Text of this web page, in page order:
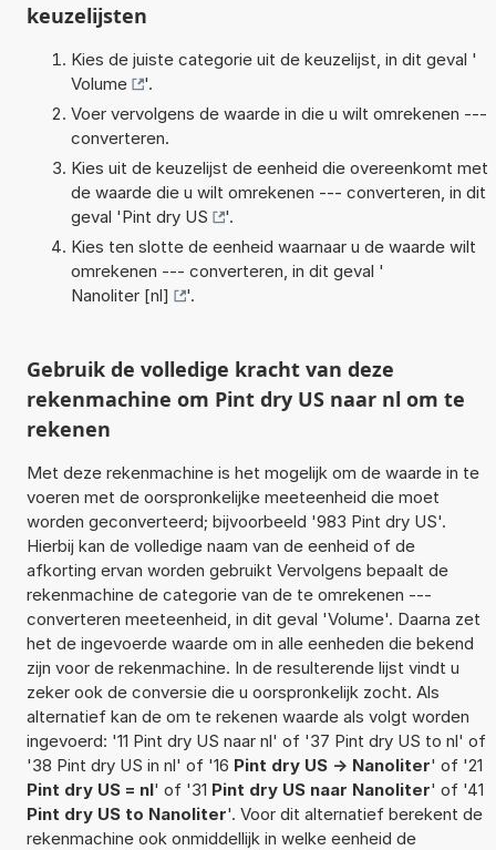
keuzelijsten
Kies de juiste categorie uit de keuzelijst, in dit geval '
Volume
'.
Voer vervolgens de waarde in die u wilt omrekenen ---
converteren.
Kies uit de keuzelijst de eenheid die overeenkomt met
de waarde die u wilt omrekenen --- converteren, in dit
geval 'Pint dry US
'.
Kies ten slotte de eenheid waarnaar u de waarde wilt
omrekenen --- converteren, in dit geval '
Nanoliter [nl]
'.
Gebruik de volledige kracht van deze
rekenmachine om Pint dry US naar nl om te
rekenen
Met deze rekenmachine is het mogelijk om de waarde in te
voeren met de oorspronkelijke meeteenheid die moet
worden geconverteerd; bijvoorbeeld '983 Pint dry US'.
Hierbij kan de volledige naam van de eenheid of de
afkorting ervan worden gebruikt Vervolgens bepaalt de
rekenmachine de categorie van de te omrekenen ---
converteren meeteenheid, in dit geval 'Volume'. Daarna zet
het de ingevoerde waarde om in alle eenheden die bekend
zijn voor de rekenmachine. In de resulterende lijst vindt u
zeker ook de conversie die u oorspronkelijk zocht. Als
alternatief kan de om te rekenen waarde als volgt worden
ingevoerd: '11 Pint dry US naar nl' of '37 Pint dry US to nl' of
'38 Pint dry US in nl' of '16 Pint dry US -> Nanoliter' of '21
Pint dry US = nl' of '31 Pint dry US naar Nanoliter' of '41
Pint dry US to Nanoliter'. Voor dit alternatief berekent de
rekenmachine ook onmiddellijk in welke eenheid de